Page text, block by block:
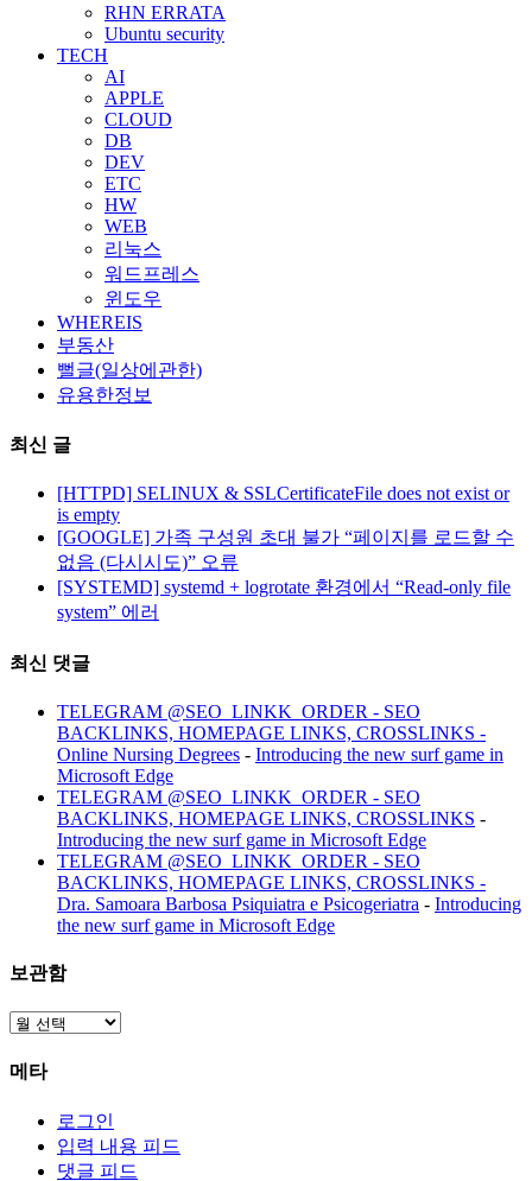
RHN ERRATA
Ubuntu security
TECH
AI
APPLE
CLOUD
DB
DEV
ETC
HW
WEB
리눅스
워드프레스
윈도우
WHEREIS
부동산
뻘글(일상에관한)
유용한정보
최신 글
[HTTPD] SELINUX & SSLCertificateFile does not exist or
is empty
[GOOGLE] 가족 구성원 초대 불가 “페이지를 로드할 수
없음 (다시시도)” 오류
[SYSTEMD] systemd + logrotate 환경에서 “Read-only file
system” 에러
최신 댓글
TELEGRAM @SEO_LINKK_ORDER - SEO
BACKLINKS, HOMEPAGE LINKS, CROSSLINKS -
Online Nursing Degrees - Introducing the new surf game in
Microsoft Edge
TELEGRAM @SEO_LINKK_ORDER - SEO
BACKLINKS, HOMEPAGE LINKS, CROSSLINKS -
Introducing the new surf game in Microsoft Edge
TELEGRAM @SEO_LINKK_ORDER - SEO
BACKLINKS, HOMEPAGE LINKS, CROSSLINKS -
Dra. Samoara Barbosa Psiquiatra e Psicogeriatra - Introducing
the new surf game in Microsoft Edge
보관함
보
함
메타
로그인
입력 내용 피드
댓글 피드